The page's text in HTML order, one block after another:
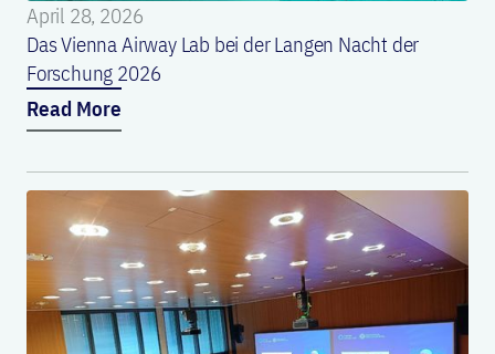
April 28, 2026
Das Vienna Airway Lab bei der Langen Nacht der
Forschung 2026
Read More